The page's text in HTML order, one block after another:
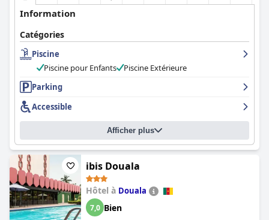
Information
Catégories
Piscine
Piscine pour Enfants
Piscine Extérieure
Parking
Accessible
Afficher plus
ibis Douala
Hôtel à Douala
7,0 Bien